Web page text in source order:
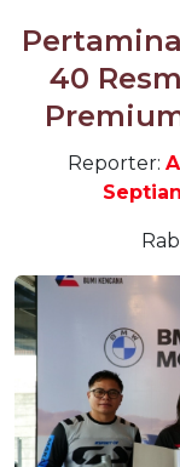
40
Reporter:
Septian